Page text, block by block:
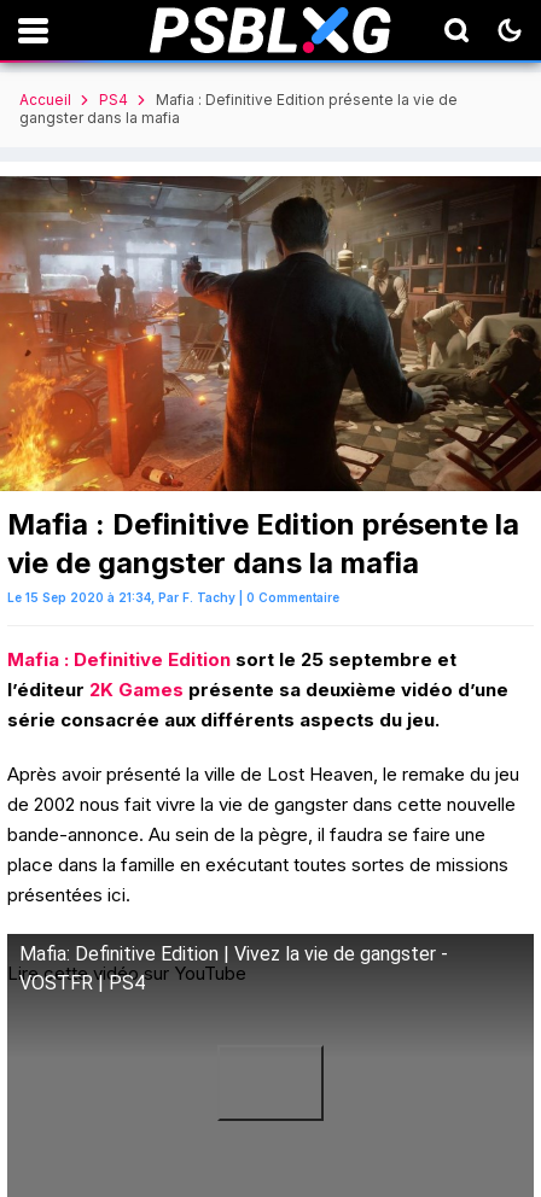
Accueil PS4
Mafia : Definitive Edition présente la vie de
gangster dans la mafia
Mafia : Definitive Edition présente la
vie de gangster dans la mafia
Le 15 Sep 2020 à 21:34, Par F. Tachy 0 Commentaire
Mafia : Definitive Edition sort le 25 septembre et
l’éditeur 2K Games présente sa deuxième vidéo d’une
série consacrée aux différents aspects du jeu.
Après avoir présenté la ville de Lost Heaven, le remake du jeu
de 2002 nous fait vivre la vie de gangster dans cette nouvelle
bande-annonce. Au sein de la pègre, il faudra se faire une
place dans la famille en exécutant toutes sortes de missions
présentées ici.
Mafia: Definitive Edition | Vivez la vie de gangster -
VOSTFR | PS4
Lire cette vidéo sur YouTube